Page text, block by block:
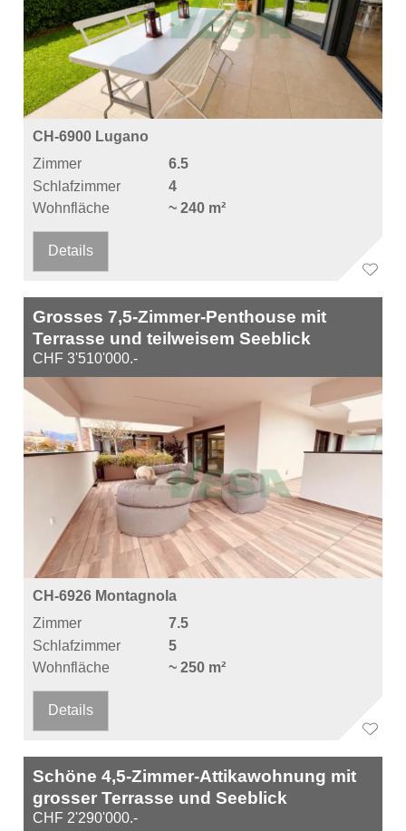
CH-6900 Lugano
Zimmer
6.5
Schlafzimmer
4
Wohnfläche
~ 240 m²
Details
Grosses 7,5-Zimmer-Penthouse mit
Terrasse und teilweisem Seeblick
CHF 3'510'000.-
CH-6926 Montagnola
Zimmer
7.5
Schlafzimmer
5
Wohnfläche
~ 250 m²
Details
Schöne 4,5-Zimmer-Attikawohnung mit
grosser Terrasse und Seeblick
CHF 2'290'000.-